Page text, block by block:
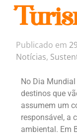
Publicado em
Notícias,
No Dia
destinos que
assumem um
responsável, a
ambiental. Em